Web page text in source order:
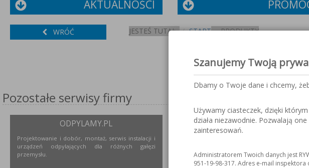
AKTUALNOŚCI
WRÓĆ JESTEŚ TUTAJ: START PRODUKTY
Pozostałe serwisy firmy
ODPYLAMY.PL
Projektowanie i dobór, montaż, serwis instalacji i
urządzeń odpylających dla różnych gałęzi
przemysłu.
SZLIFOWANIE.INFO
urządzeniach i technologiach.
Szanujemy Twoją
Dbamy o Twoje dane i chcemy,
Używamy ciasteczek, dzięki
działa niezawodnie. Pozwalają
zainteresowań.
Administratorem Twoich danych jest
951-19-98-317. Adres e-mail